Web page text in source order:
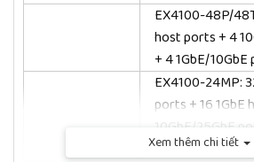
EX4100-48P/
host ports + 4
+ 4 1GbE/
EX4100-24MP:
ports + 16
10GbE/25GbE
1GbE/10GbE ports)
Xem thêm chi tiết